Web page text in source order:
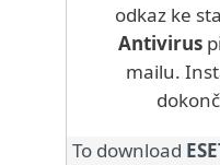
odkaz ke
Antivirus
mailu.
To download